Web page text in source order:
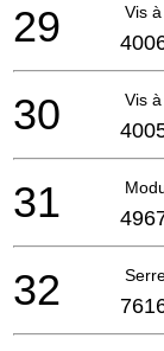
Vis
29
Vis
30
31
32